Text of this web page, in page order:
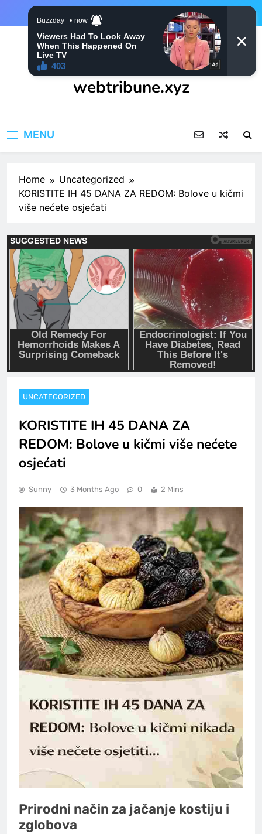
webtribune.xyz
MENU
Home
Uncategorized
KORISTITE IH 45 DANA ZA REDOM: Bolove u kičmi
više nećete osjećati
UNCATEGORIZED
KORISTITE IH 45 DANA ZA
REDOM: Bolove u kičmi više nećete
osjećati
Sunny 3 Months Ago 0 2 Mins
Prirodni način za jačanje kostiju i
zglobova